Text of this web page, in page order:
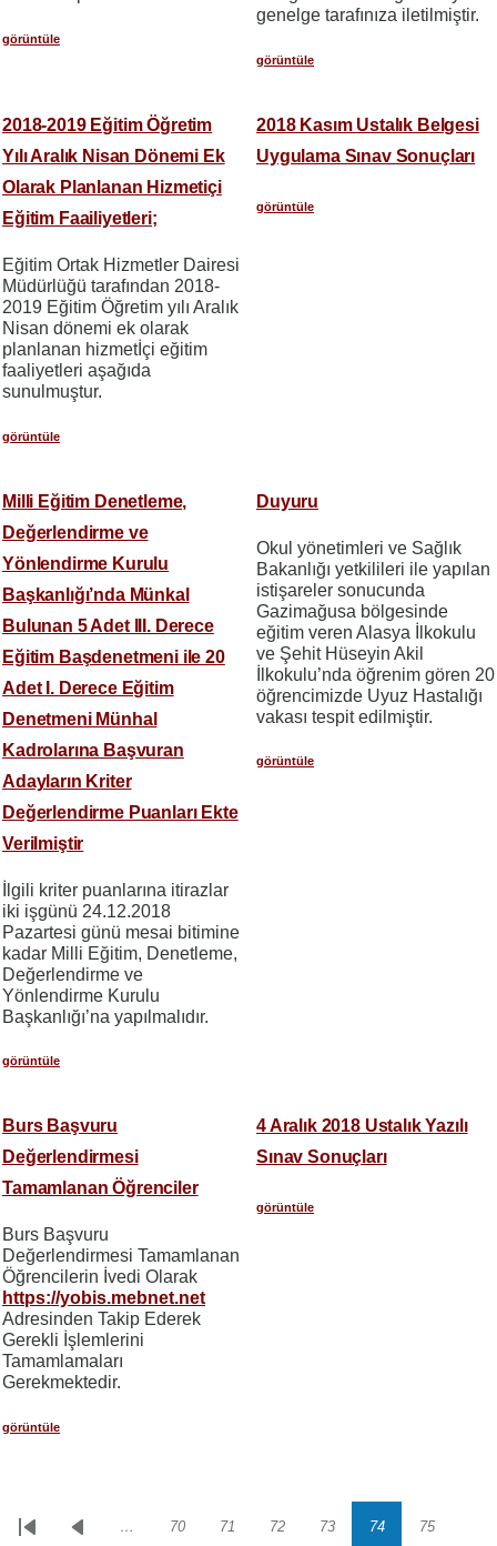
görüntüle
genelge tarafınıza iletilmiştir.
görüntüle
2018-2019 Eğitim Öğretim
Yılı Aralık Nisan Dönemi Ek
Olarak Planlanan Hizmetiçi
Eğitim Faailiyetleri;
Eğitim Ortak Hizmetler Dairesi
Müdürlüğü tarafından 2018-
2019 Eğitim Öğretim yılı Aralık
Nisan dönemi ek olarak
planlanan hizmetİçi eğitim
faaliyetleri aşağıda
sunulmuştur.
görüntüle
2018 Kasım Ustalık Belgesi
Uygulama Sınav Sonuçları
görüntüle
Milli Eğitim Denetleme,
Değerlendirme ve
Yönlendirme Kurulu
Başkanlığı’nda Münkal
Bulunan 5 Adet III. Derece
Eğitim Başdenetmeni ile 20
Adet I. Derece Eğitim
Denetmeni Münhal
Kadrolarına Başvuran
Adayların Kriter
Değerlendirme Puanları Ekte
Verilmiştir
İlgili kriter puanlarına itirazlar
iki işgünü 24.12.2018
Pazartesi günü mesai bitimine
kadar Milli Eğitim, Denetleme,
Değerlendirme ve
Yönlendirme Kurulu
Başkanlığı’na yapılmalıdır.
görüntüle
Duyuru
Okul yönetimleri ve Sağlık
Bakanlığı yetkilileri ile yapılan
istişareler sonucunda
Gazimağusa bölgesinde
eğitim veren Alasya İlkokulu
ve Şehit Hüseyin Akil
İlkokulu’nda öğrenim gören 20
öğrencimizde Uyuz Hastalığı
vakası tespit edilmiştir.
görüntüle
Burs Başvuru
Değerlendirmesi
Tamamlanan Öğrenciler
Burs Başvuru
Değerlendirmesi Tamamlanan
Öğrencilerin İvedi Olarak
https://yobis.mebnet.net
Adresinden Takip Ederek
Gerekli İşlemlerini
Tamamlamaları
Gerekmektedir.
görüntüle
4 Aralık 2018 Ustalık Yazılı
Sınav Sonuçları
görüntüle
Sayfalama
İlk
Önceki… Sayfa
70 Sayfa
71 Sayfa
72 Sayfa
73 Sayfa
74 Sayfa
75